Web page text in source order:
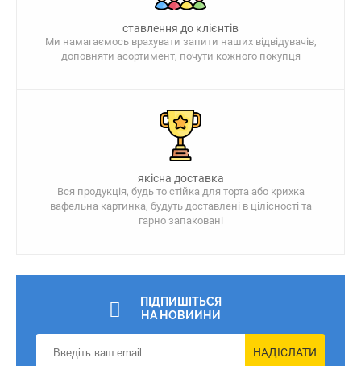
ставлення до клієнтів
Ми намагаємось врахувати запити наших відвідувачів,
доповняти асортимент, почути кожного покупця
якісна доставка
Вся продукція, будь то стійка для торта або крихка
вафельна картинка, будуть доставлені в цілісності та
гарно запаковані
ПІДПИШІТЬСЯ
НА НОВИИНИ
НАДІСЛАТИ